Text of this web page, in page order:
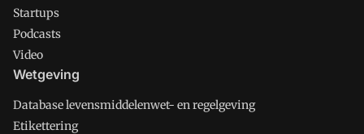
Startups
Podcasts
Video
Wetgeving
Database levensmiddelenwet- en regelgeving
Etikettering